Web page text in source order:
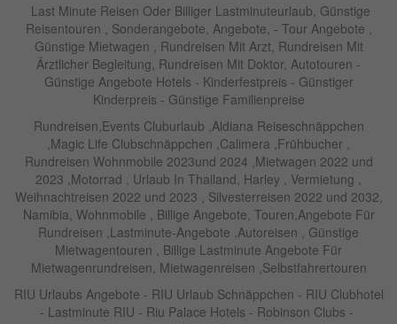
Last Minute Reisen Oder Billiger Lastminuteurlaub, Günstige
Reisentouren , Sonderangebote, Angebote, - Tour Angebote ,
Günstige Mietwagen , Rundreisen Mit Arzt, Rundreisen Mit
Ärztlicher Begleitung, Rundreisen Mit Doktor, Autotouren -
Günstige Angebote Hotels - Kinderfestpreis - Günstiger
Kinderpreis - Günstige Familienpreise
Rundreisen,Events Cluburlaub ,Aldiana Reiseschnäppchen
,Magic Life Clubschnäppchen ,Calimera ,Frühbucher ,
Rundreisen Wohnmobile 2023und 2024 ,Mietwagen 2022 und
2023 ,Motorrad , Urlaub In Thailand, Harley , Vermietung ,
Weihnachtreisen 2022 und 2023 , Silvesterreisen 2022 und 2032,
Namibia, Wohnmobile , Billige Angebote, Touren,Angebote Für
Rundreisen ,Lastminute-Angebote ,Autoreisen , Günstige
Mietwagentouren , Billige Lastminute Angebote Für
Mietwagenrundreisen, Mietwagenreisen ,Selbstfahrertouren
RIU Urlaubs Angebote - RIU Urlaub Schnäppchen - RIU Clubhotel
- Lastminute RIU - Riu Palace Hotels - Robinson Clubs -